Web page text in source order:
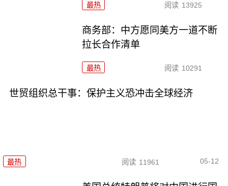
最热 阅读 13925
商务部：中方愿同美方一道不断
拉长合作清单
最热 阅读 10291
世贸组织总干事：保护主义恐冲击全球经济
最热 阅读 11961 05-12